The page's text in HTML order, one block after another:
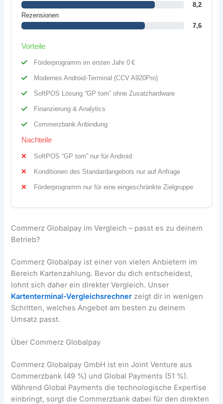
8,2
Rezensionen
7,6
Vorteile
Förderprogramm im ersten Jahr 0 €
Modernes Android-Terminal (CCV A920Pro)
SoftPOS Lösung “GP tom” ohne Zusatzhardware
Finanzierung & Analytics
Commerzbank Anbindung
Nachteile
SoftPOS “GP tom” nur für Android
Konditionen des Standardangebots nur auf Anfrage
Förderprogramm nur für eine eingeschränkte Zielgruppe
Commerz Globalpay im Vergleich – passt es zu deinem
Betrieb?
Commerz Globalpay ist einer von vielen Anbietern im
Bereich Kartenzahlung. Bevor du dich entscheidest,
lohnt sich daher ein direkter Vergleich. Unser
Kartenterminal-Vergleichsrechner zeigt dir in wenigen
Schritten, welches Angebot am besten zu deinem
Umsatz passt.
Über Commerz Globalpay
Commerz Globalpay GmbH ist ein Joint Venture aus
Commerzbank (49 %) und Global Payments (51 %).
Während Global Payments die technologische Expertise
einbringt, sorgt die Commerzbank dabei für den direkten